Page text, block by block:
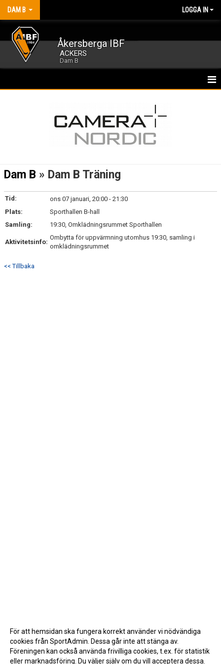
DAM B LOGGA IN
Åkersberga IBF
ACKERS
Dam B
DOKUMENT
Dam B » Dam B Träning
Tid:
ons 07 januari, 20:00 - 21:30
Plats:
Sporthallen B-hall
Samling:
19:30, Omklädningsrummet Sporthallen
Aktivitetsinfo:
Ombytta för uppvärmning utomhus 19:30, samling i
omklädningsrummet
<< Tillbaka
För att hemsidan ska fungera korrekt använder vi nödvändiga
cookies från SportAdmin. Dessa går inte att stänga av.
Föreningen kan också använda frivilliga cookies, t.ex. för statistik
eller marknadsföring. Du väljer själv om du vill acceptera dessa.